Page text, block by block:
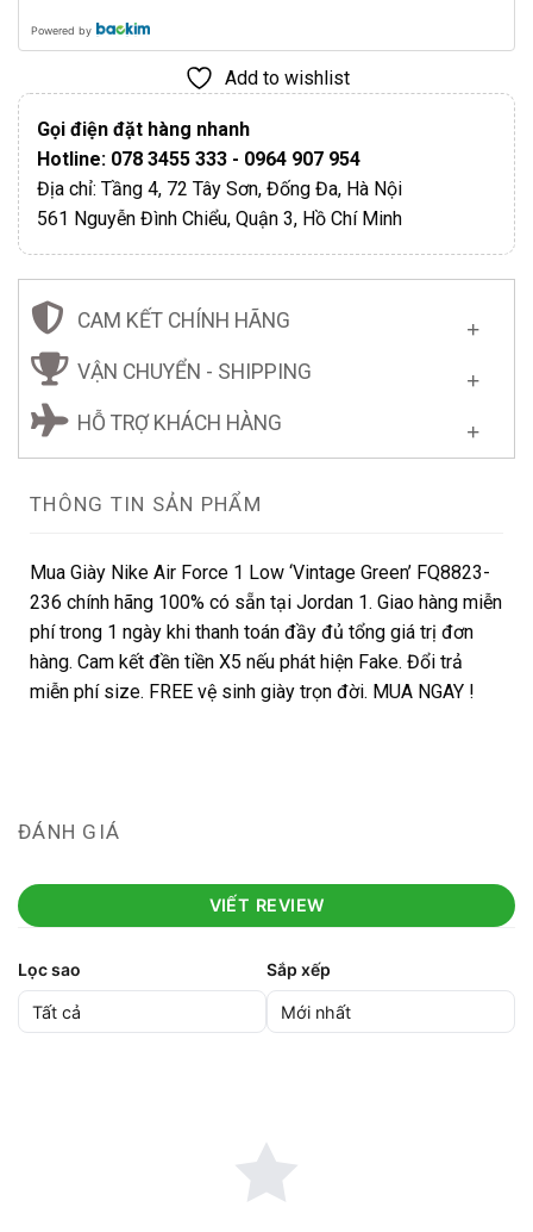
Powered by
Add to wishlist
Gọi điện đặt hàng nhanh
Hotline: 078 3455 333 - 0964 907 954
Địa chỉ: Tầng 4, 72 Tây Sơn, Đống Đa, Hà Nội
561 Nguyễn Đình Chiểu, Quận 3, Hồ Chí Minh
CAM KẾT CHÍNH HÃNG
VẬN CHUYỂN - SHIPPING
HỖ TRỢ KHÁCH HÀNG
THÔNG TIN SẢN PHẨM
Mua Giày Nike Air Force 1 Low ‘Vintage Green’ FQ8823-
236 chính hãng 100% có sẵn tại Jordan 1. Giao hàng miễn
phí trong 1 ngày khi thanh toán đầy đủ tổng giá trị đơn
hàng. Cam kết đền tiền X5 nếu phát hiện Fake. Đổi trả
miễn phí size. FREE vệ sinh giày trọn đời. MUA NGAY !
ĐÁNH GIÁ
VIẾT REVIEW
Lọc sao Sắp xếp